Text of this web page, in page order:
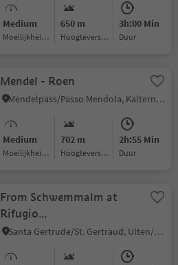
Medium
Moeilijkheidsgraad
650 m
Hoogteverschil
3h:00 Min
Duur
Mendel - Roen
Mendelpass/Passo Mendola, Kaltern an der Weinstraße/Caldaro sulla Strada del Vino, Alto Adige Wine Road
Medium
Moeilijkheidsgraad
702 m
Hoogteverschil
2h:55 Min
Duur
From Schwemmalm at
Rifugio
Canziani/Höchsterhütte
Santa Gertrude/St. Gertraud, Ulten/Ultimo, Meran/Merano and environs